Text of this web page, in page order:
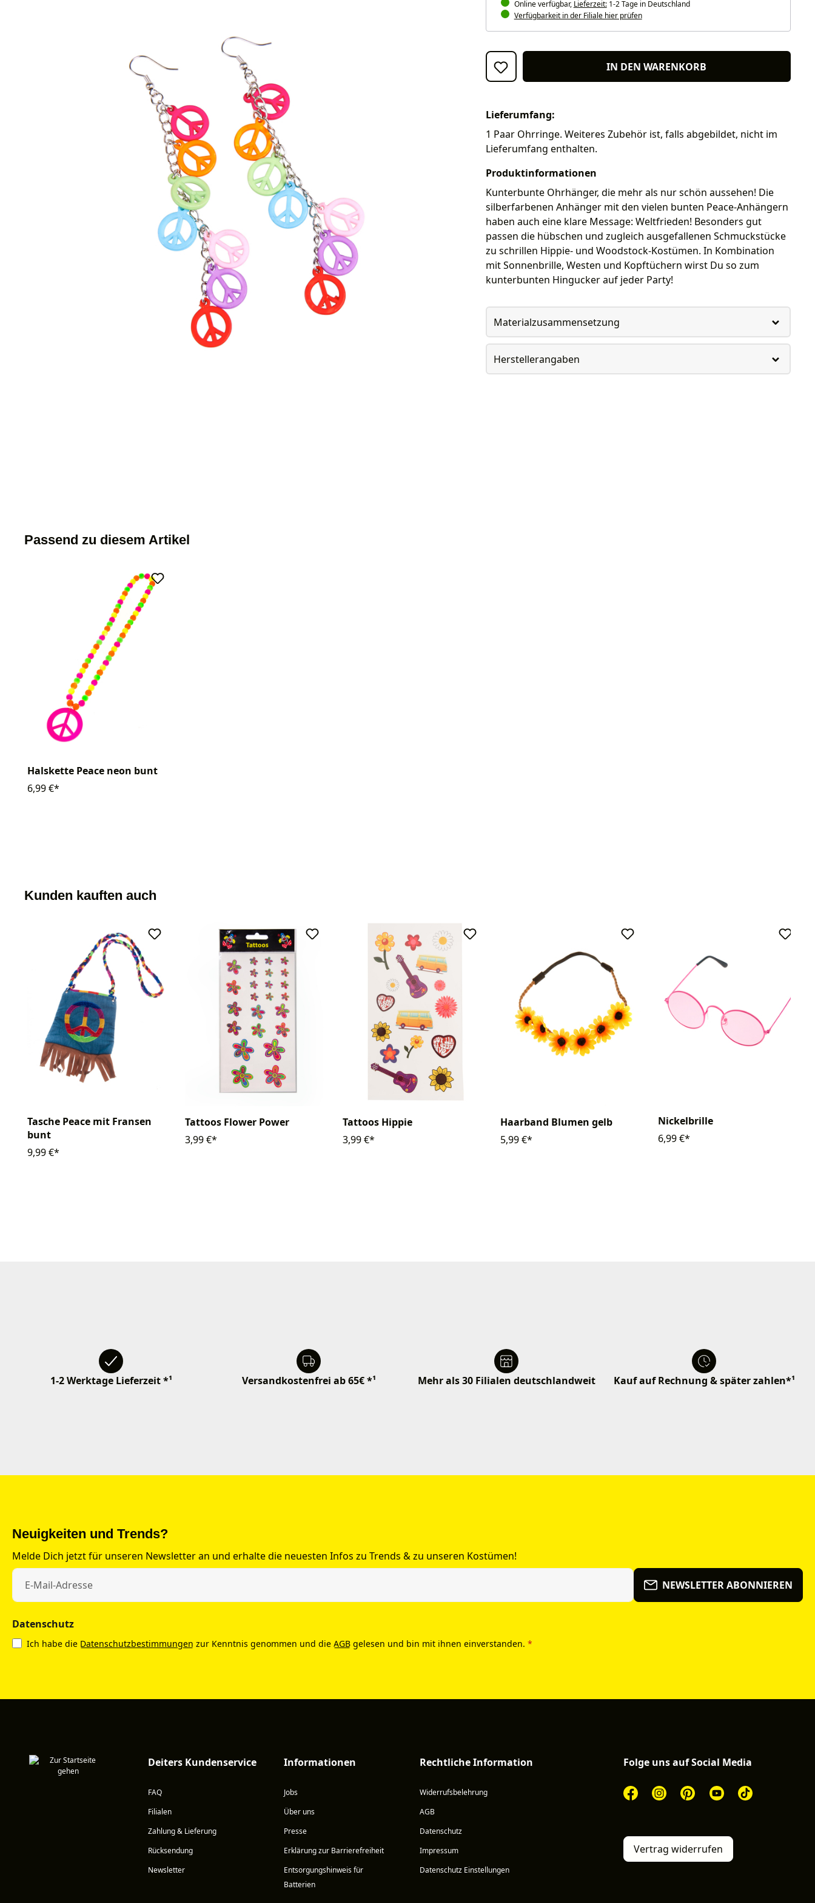
Online verfügbar, Lieferzeit:1-2 Tage in Deutschland
Verfügbarkeit in der Filiale hier prüfen
IN DEN WARENKORB
Lieferumfang:
1 Paar Ohrringe. Weiteres Zubehör ist, falls abgebildet, nicht im
Lieferumfang enthalten.
Produktinformationen
Kunterbunte Ohrhänger, die mehr als nur schön aussehen! Die
silberfarbenen Anhänger mit den vielen bunten Peace-Anhängern
haben auch eine klare Message: Weltfrieden! Besonders gut
passen die hübschen und zugleich ausgefallenen Schmuckstücke
zu schrillen Hippie- und Woodstock-Kostümen. In Kombination
mit Sonnenbrille, Westen und Kopftüchern wirst Du so zum
kunterbunten Hingucker auf jeder Party!
Materialzusammensetzung
Herstellerangaben
Passend zu diesem Artikel
Halskette Peace neon bunt
6,99 €*
Kunden kauften auch
Tasche Peace mit Fransen
bunt
9,99 €*
Tattoos Flower Power
3,99 €*
Tattoos Hippie
3,99 €*
Haarband Blumen gelb
5,99 €*
Nickelbrille
6,99 €*
1-2 Werktage Lieferzeit *¹ Versandkostenfrei ab 65€ *¹ Mehr als 30 Filialen deutschlandweit Kauf auf Rechnung & später zahlen*¹
Neuigkeiten und Trends?
Melde Dich jetzt für unseren Newsletter an und erhalte die neuesten Infos zu Trends & zu unseren Kostümen!
NEWSLETTER ABONNIEREN
Datenschutz
Ich habe die Datenschutzbestimmungen zur Kenntnis genommen und die AGB gelesen und bin mit ihnen einverstanden. *
Deiters Kundenservice
FAQ
Filialen
Zahlung & Lieferung
Rücksendung
Newsletter
Informationen
Jobs
Über uns
Presse
Erklärung zur Barrierefreiheit
Entsorgungshinweis für
Batterien
Rechtliche Information
Widerrufsbelehrung
AGB
Datenschutz
Impressum
Datenschutz Einstellungen
Folge uns auf Social Media
Vertrag widerrufen